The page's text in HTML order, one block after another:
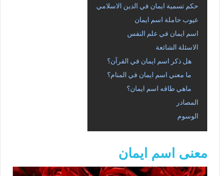
حكم تسمية ايمان في الدين الاسلامي
عيوب حاملة اسم ايمان
اسم ايمان في علم النفس
الاسئلة الشائعة
هل ذكر اسم ايمان في القرآن؟
ما معني اسم ايمان في المنام؟
ماهي طاقه اسم ايمان؟
المصادر
الوسوم
معنى اسم ايمان